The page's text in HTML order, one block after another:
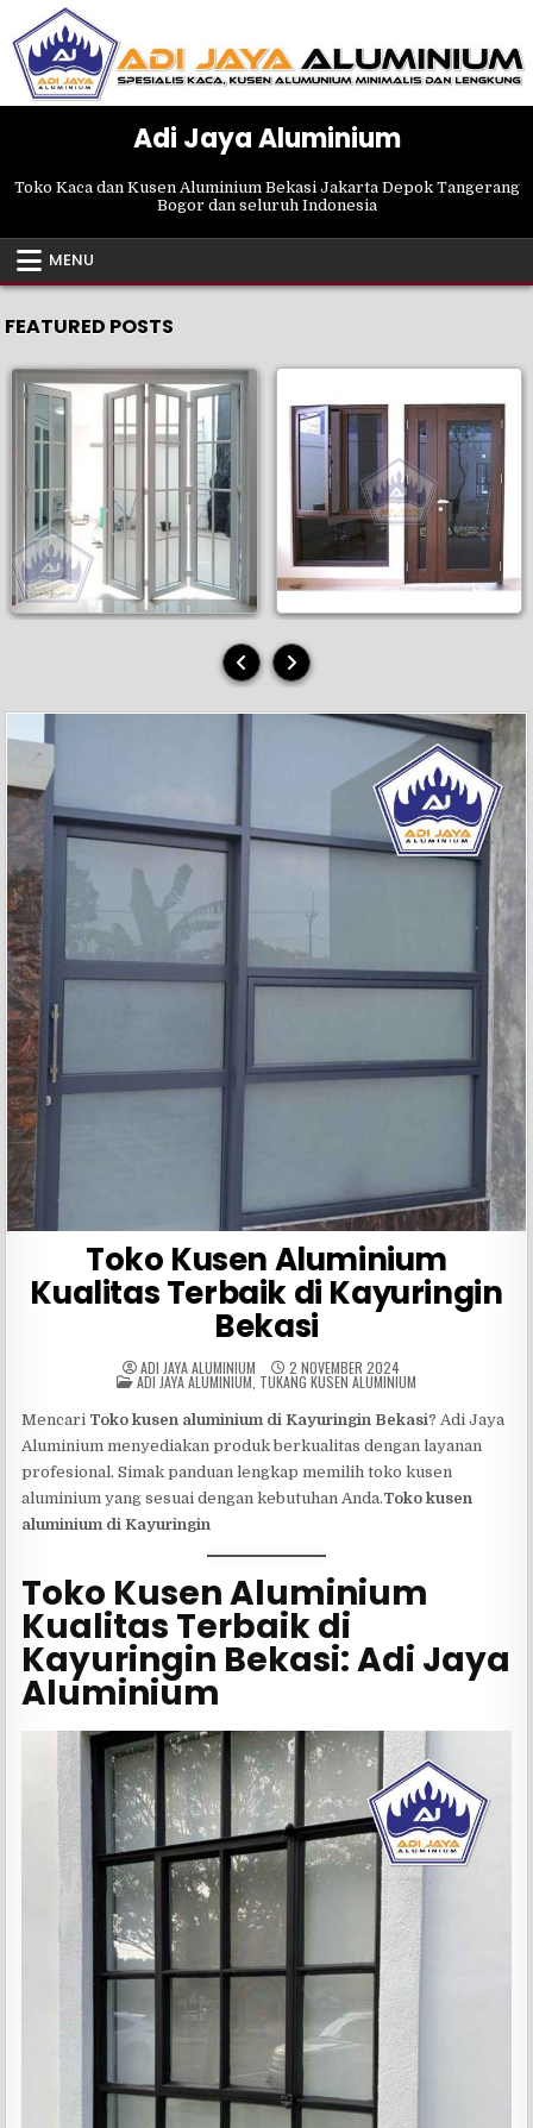
content
Adi Jaya Aluminium
Toko Kaca dan Kusen Aluminium Bekasi Jakarta Depok Tangerang
Bogor dan seluruh Indonesia
MENU
FEATURED POSTS
Toko Kusen Aluminium
Kualitas Terbaik di Kayuringin
Bekasi
ADI JAYA ALUMINIUM 2 NOVEMBER 2024
POSTED
IN
ADI JAYA ALUMINIUM TUKANG KUSEN ALUMINIUM
Mencari Toko kusen aluminium di Kayuringin Bekasi? Adi Jaya
Aluminium menyediakan produk berkualitas dengan layanan
profesional. Simak panduan lengkap memilih toko kusen
aluminium yang sesuai dengan kebutuhan Anda.Toko kusen
aluminium di Kayuringin
Toko Kusen Aluminium
Kualitas Terbaik di
Kayuringin Bekasi: Adi Jaya
Aluminium